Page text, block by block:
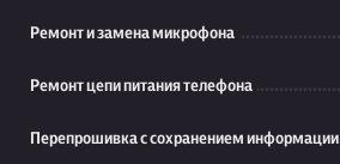
Ремонт и замена микрофона
Ремонт цепи питания телефона
Перепрошивка с сохранением информации